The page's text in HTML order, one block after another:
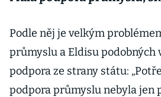
Podle něj je velkým
průmyslu a Eldisu podobných
podpora ze strany státu:
podpora průmyslu nebyla jen